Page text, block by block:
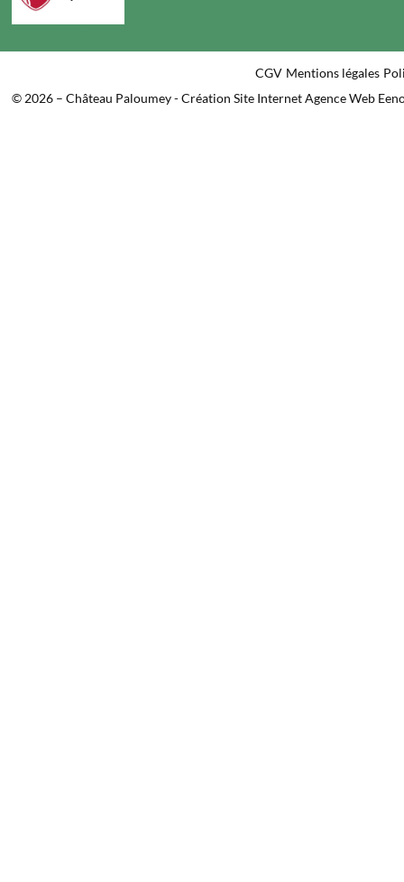
CGV Mentions légales
© 2026 – Château Paloumey - Création Site Internet Agence Web